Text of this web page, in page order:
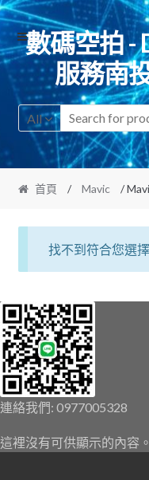
Skip
to
navigation
Skip
to
content
數碼空拍 -
服務南
All
首頁 / Mavic /
找不到符合您選
連絡我們: 0977005328
這裡沒有可供顯示的內容。